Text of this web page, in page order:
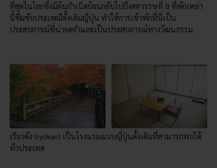
ที่สุดในโลกซึ่งมีต้นกำเนิดย้อนกลับไปถึงศตวรรษที่ 8 ที่พักเหล่า
นี้ซึมซับประเพณีดั้งเดิมญี่ปุ่น ทำให้การเข้าพักที่นี่เป็น
ประสบการณ์ที่น่าจดจำและเป็นประสบการณ์ทางวัฒนธรรม
เรียวคัง (ryokan) เป็นโรงแรมแบบญี่ปุ่นดั้งเดิมที่สามารถพบได้
ทั่วประเทศ